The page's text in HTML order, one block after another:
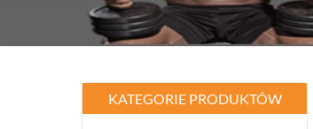
KATEGORIE PRODUKTÓW